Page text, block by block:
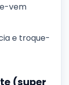
vem
e troque-
(super